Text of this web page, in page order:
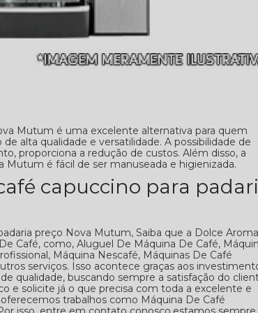
Mutum é uma excelente alternativa para quem
alta qualidade e versatilidade. A possibilidade de
proporciona a redução de custos. Além disso, a
Mutum é fácil de ser manuseada e higienizada.
capuccino para
preço Nova Mutum, Saiba que a Dolce Aroma
Café, como, Aluguel De Máquina De Café,
Máquina Nescafé, Máquinas De Café
serviços. Isso acontece graças aos
qualidade, buscando sempre a satisfação do
e solicite já o que precisa com toda a excelente e
trabalhos como Máquina De Café